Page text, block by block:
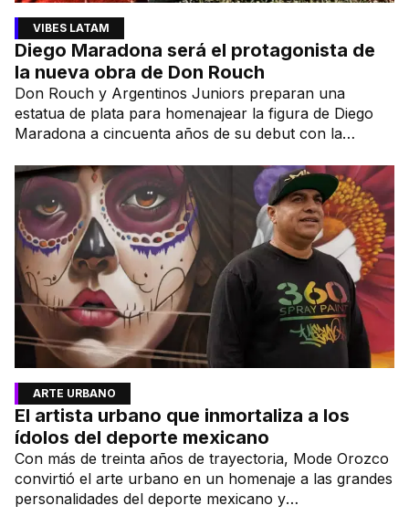
VIBES LATAM
Diego Maradona será el protagonista de
la nueva obra de Don Rouch
Don Rouch y Argentinos Juniors preparan una
estatua de plata para homenajear la figura de Diego
Maradona a cincuenta años de su debut con la
ARTE URBANO
El artista urbano que inmortaliza a los
ídolos del deporte mexicano
Con más de treinta años de trayectoria, Mode Orozco
convirtió el arte urbano en un homenaje a las grandes
personalidades del deporte mexicano y